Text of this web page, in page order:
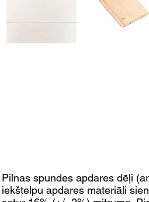
Pilnas spundes apdares dēļi
iekštelpu apdares materiāli